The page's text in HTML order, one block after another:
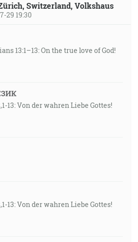
Switzerland, Volkshaus
29 19:30
13:1–13: On the true love of God!
13: Von der wahren Liebe Gottes!
13: Von der wahren Liebe Gottes!